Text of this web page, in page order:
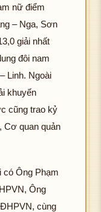
nữ điểm
– Nga, Sơn
giải nhất
đôi nam
Linh. Ngoài
khuyến
cũng trao kỷ
Cơ quan quản
có Ông Phạm
Ông
cùng